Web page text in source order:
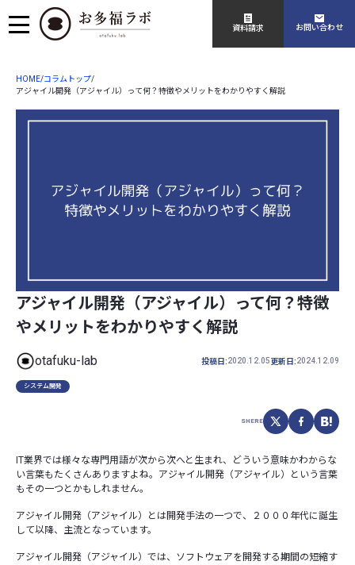
資料請求 お問い合わせ
HOME/コラムトップ/
アジャイル開発（アジャイル）って何？特徴やメリットをわかりやすく解説
アジャイル開発（アジャイル）って何？特徴
やメリットをわかりやすく解説
otafuku-lab 投稿日:2020.12.05更新日:2024.12.09
システム開発
SHERE
IT業界では様々な専門用語が次から次へと生まれ、どういう意味かわからな
い言葉もたくさんありますよね。アジャイル開発（アジャイル）という言葉
もその一つとかもしれません。
アジャイル開発（アジャイル）とは開発手法の一つで、２０００年代に誕生
して以降、主流となっています。
アジャイル開発（アジャイル）では、ソフトウェアを開発する期間の短縮す